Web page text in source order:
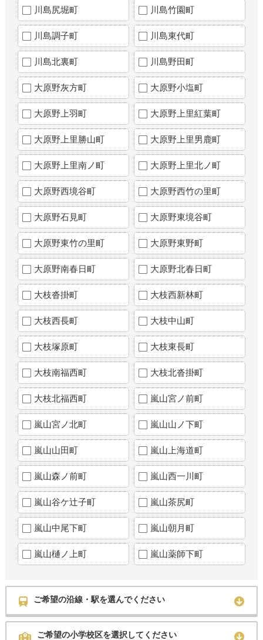
川島尻堀町 川島竹園町
川島調子町 川島東代町
川島北裏町 川島野田町
大原野灰方町 大原野小塩町
大原野上羽町 大原野上里紅葉町
大原野上里勝山町 大原野上里男鹿町
大原野上里南ノ町 大原野上里北ノ町
大原野西境谷町 大原野西竹の里町
大原野石見町 大原野東境谷町
大原野東竹の里町 大原野東野町
大原野南春日町 大原野北春日町
大枝沓掛町 大枝西新林町
大枝西長町 大枝中山町
大枝塚原町 大枝東長町
大枝南福西町 大枝北沓掛町
大枝北福西町 嵐山宮ノ前町
嵐山宮ノ北町 嵐山山ノ下町
嵐山山田町 嵐山上海道町
嵐山森ノ前町 嵐山西一川町
嵐山谷ケ辻子町 嵐山茶尻町
嵐山中尾下町 嵐山朝月町
嵐山樋ノ上町 嵐山薬師下町
ご希望の沿線・駅を選んでください
ご希望の小学校区を選択してください